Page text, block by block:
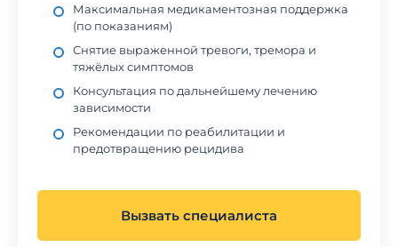
Максимальная медикаментозная поддержка
(по показаниям)
Снятие выраженной тревоги, тремора и
тяжёлых симптомов
Консультация по дальнейшему лечению
зависимости
Рекомендации по реабилитации и
предотвращению рецидива
Вызвать специалиста